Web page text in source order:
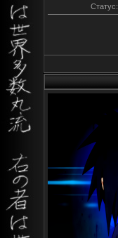
Статус: